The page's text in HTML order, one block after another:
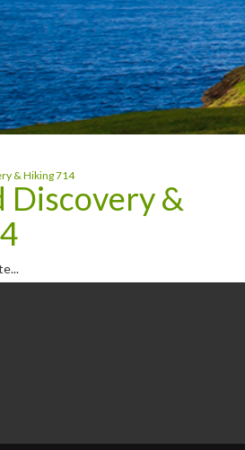
& Hiking 714
Discovery &